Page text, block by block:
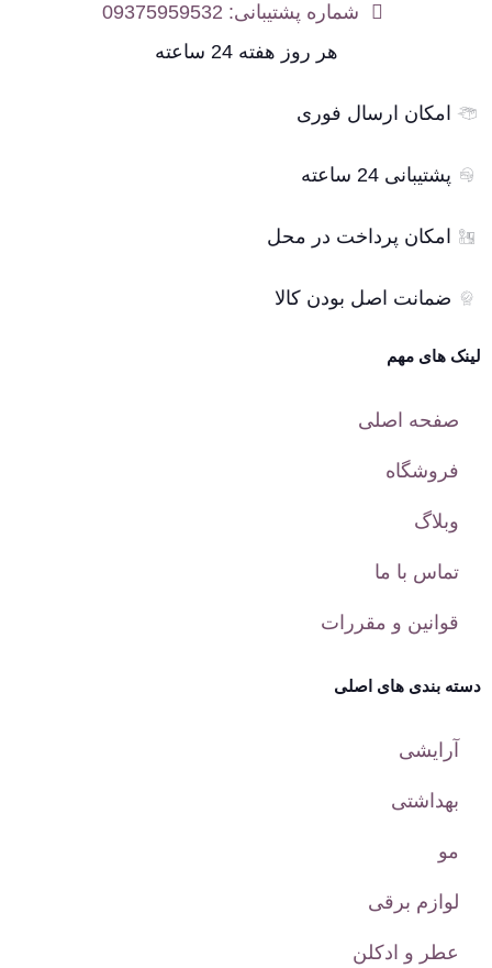
شماره پشتیبانی: 09375959532
هر روز هفته 24 ساعته
امکان ارسال فوری
پشتیبانی 24 ساعته
امکان پرداخت در محل
ضمانت اصل بودن کالا
لینک های مهم
صفحه اصلی
فروشگاه
وبلاگ
تماس با ما
قوانین و مقررات
دسته بندی های اصلی
آرایشی
بهداشتی
مو
لوازم برقی
عطر و ادکلن